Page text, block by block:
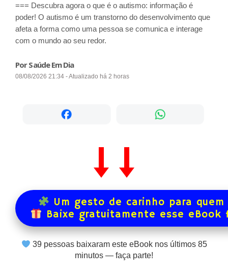
=== Descubra agora o que é o autismo: informação é
poder! O autismo é um transtorno do desenvolvimento que
afeta a forma como uma pessoa se comunica e interage
com o mundo ao seu redor.
Por Saúde Em Dia
08/08/2026 21:34 - Atualizado há 2 horas
Um gesto de carinho para
Baixe gratuitamente esse
39pessoas baixaram este eBook nos últimos 85
minutos — faça parte!